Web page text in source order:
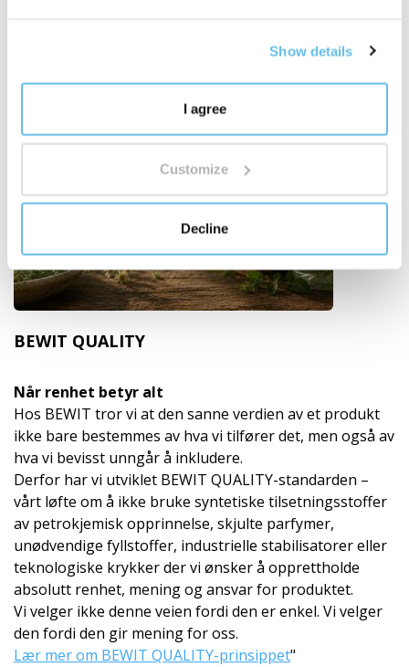
Show details
I agree
Customize
Decline
BEWIT QUALITY
Når renhet betyr alt
Hos BEWIT tror vi at den sanne verdien av et produkt
ikke bare bestemmes av hva vi tilfører det, men også av
hva vi bevisst unngår å inkludere.
Derfor har vi utviklet BEWIT QUALITY-standarden –
vårt løfte om å ikke bruke syntetiske tilsetningsstoffer
av petrokjemisk opprinnelse, skjulte parfymer,
unødvendige fyllstoffer, industrielle stabilisatorer eller
teknologiske krykker der vi ønsker å opprettholde
absolutt renhet, mening og ansvar for produktet.
Vi velger ikke denne veien fordi den er enkel. Vi velger
den fordi den gir mening for oss.
Lær mer om BEWIT QUALITY-prinsippet"